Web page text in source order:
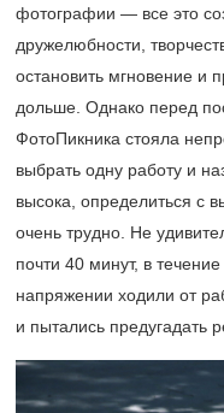
фотографии — все это
дружелюбности,
остановить мгновение и
дольше. Однако перед
ФотоПикника стояла
выбрать одну работу и
высока, определиться с
очень трудно. Не
почти 40 минут, в
напряжении ходили от
и пытались предугадать